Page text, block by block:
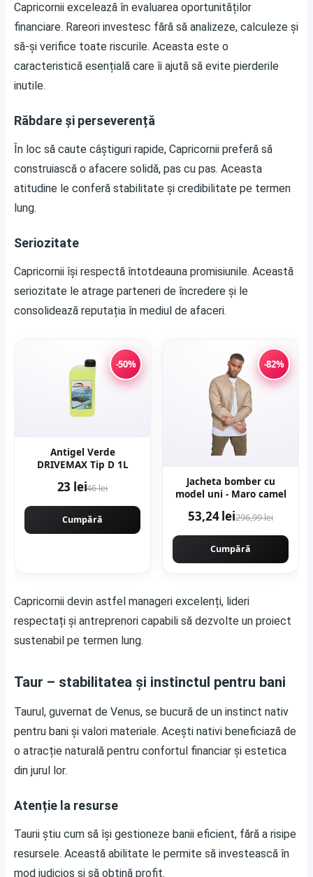
Capricornii excelează în evaluarea oportunităților
financiare. Rareori investesc fără să analizeze, calculeze și
să-și verifice toate riscurile. Aceasta este o
caracteristică esențială care îi ajută să evite pierderile
inutile.
Răbdare și perseverență
În loc să caute câștiguri rapide, Capricornii preferă să
construiască o afacere solidă, pas cu pas. Aceasta
atitudine le conferă stabilitate și credibilitate pe termen
lung.
Seriozitate
Capricornii își respectă întotdeauna promisiunile. Această
seriozitate le atrage parteneri de încredere și le
consolidează reputația în mediul de afaceri.
-50%
Antigel Verde
DRIVEMAX Tip D 1L
23 lei46 lei
Cumpără
-82%
Jacheta bomber cu
model uni - Maro camel
53,24 lei296,99 lei
Cumpără
Capricornii devin astfel manageri excelenți, lideri
respectați și antreprenori capabili să dezvolte un proiect
sustenabil pe termen lung.
Taur – stabilitatea și instinctul pentru bani
Taurul, guvernat de Venus, se bucură de un instinct nativ
pentru bani și valori materiale. Acești nativi beneficiază de
o atracție naturală pentru confortul financiar și estetica
din jurul lor.
Atenție la resurse
Taurii știu cum să își gestioneze banii eficient, fără a risipe
resursele. Această abilitate le permite să investească în
mod judicios și să obțină profit.